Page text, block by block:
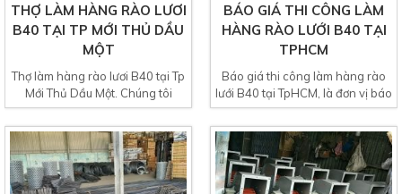
THỢ LÀM HÀNG RÀO LƯƠI
B40 TẠI TP MỚI THỦ DẦU
MỘT
Thợ làm hàng rào lươi B40 tại Tp
Mới Thủ Dầu Một. Chúng tôi
chuyên nhận thi công...
BÁO GIÁ THI CÔNG LÀM
HÀNG RÀO LƯỚI B40 TẠI
TPHCM
Báo giá thi công làm hàng rào
lưới B40 tại TpHCM, là đơn vị báo
giá và thi công hàng...